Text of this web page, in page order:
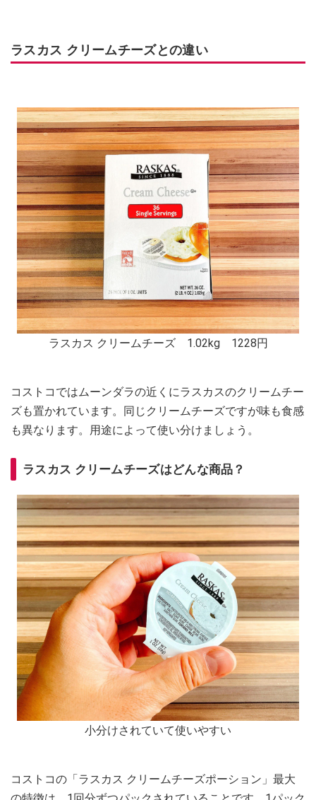
ラスカス クリームチーズとの違い
ラスカス クリームチーズ 1.02kg 1228円
コストコではムーンダラの近くにラスカスのクリームチー
ズも置かれています。同じクリームチーズですが味も食感
も異なります。用途によって使い分けましょう。
ラスカス クリームチーズはどんな商品？
小分けされていて使いやすい
コストコの「ラスカス クリームチーズポーション」最大